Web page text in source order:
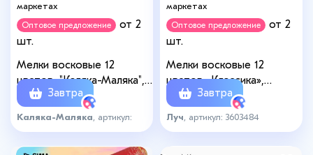
маркетах
Оптовое предложение
от 2
шт.
Мелки восковые 12
цветов, "Каляка-Маляка",
трёхгранные
Завтра
Каляка-Маляка , артикул:
2179533
маркетах
Оптовое предложение
от 2
шт.
Мелки восковые 12
цветов «Классика»,
круглыеЗавтра
Луч , артикул: 3603484